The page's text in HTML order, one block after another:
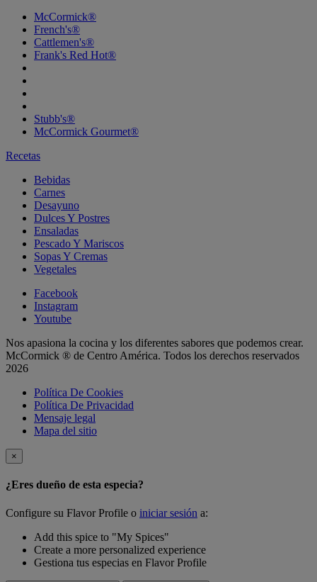
McCormick®
French's®
Cattlemen's®
Frank's Red Hot®
Stubb's®
McCormick Gourmet®
Recetas
Bebidas
Carnes
Desayuno
Dulces Y Postres
Ensaladas
Pescado Y Mariscos
Sopas Y Cremas
Vegetales
Facebook
Instagram
Youtube
Nos apasiona la cocina y los diferentes sabores que podemos crear.
McCormick ® de Centro América. Todos los derechos reservados
2026
Política De Cookies
Política De Privacidad
Mensaje legal
Mapa del sitio
×
¿Eres dueño de esta especia?
Configure su Flavor Profile o iniciar sesión a:
Add this spice to "My Spices"
Create a more personalized experience
Gestiona tus especias en Flavor Profile